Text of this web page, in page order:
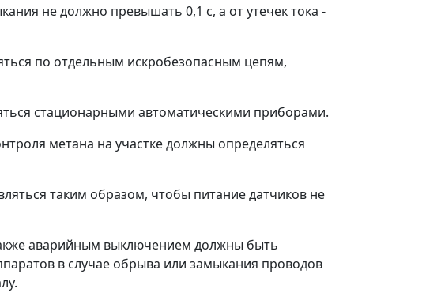
не должно превышать 0,1 с, а от утечек тока -
по отдельным искробезопасным цепям,
стационарными автоматическими приборами.
метана на участке должны определяться
таким образом, чтобы питание датчиков не
аварийным выключением должны быть
в случае обрыва или замыкания проводов